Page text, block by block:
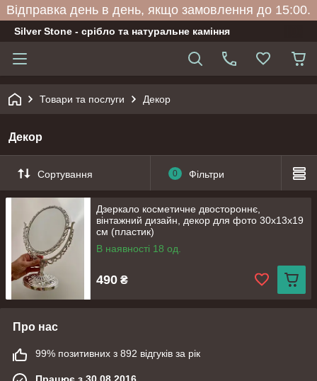
Відправка день в день, якщо замовлення до 15:00.
Silver Stone - срібло та натуральне каміння
Товари та послуги Декор
Декор
Сортування 0 Фільтри
Дзеркало косметичне двостороннє,
вінтажний дизайн, декор для фото 30х13х19
см (пластик)
В наявності 18 од.
490 ₴
Про нас
99% позитивних з 892 відгуків за рік